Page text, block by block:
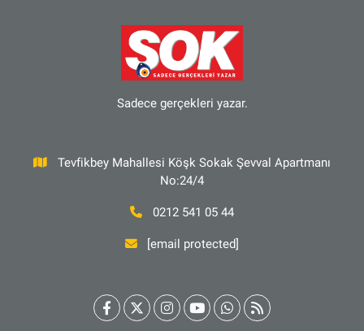
Sadece gerçekleri yazar.
Tevfikbey Mahallesi Köşk Sokak Şevval Apartmanı
No:24/4
0212 541 05 44
[email protected]